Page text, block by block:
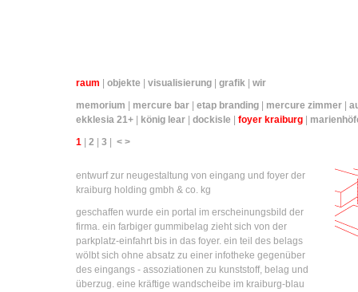
raum objekte visualisierung grafik
wir
memorium
mercure bar etap branding mercure zimmer
ekklesia 21+
könig lear dockisle foyer kraiburg
1
2 3 < >
entwurf zur neugestaltung von eingang und foyer der
kraiburg holding gmbh & co. kg
geschaffen wurde ein portal im erscheinungsbild der
firma. ein farbiger gummibelag zieht sich von der
parkplatz-einfahrt bis in das foyer. ein teil des belags
wölbt sich ohne absatz zu einer infotheke gegenüber
des eingangs - assoziationen zu kunststoff, belag und
überzug. eine kräftige wandscheibe im kraiburg-blau